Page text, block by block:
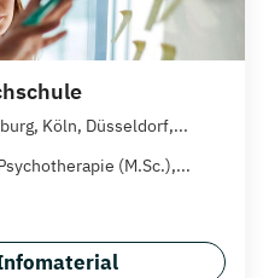
Köln, Düsseldorf,...
(M.Sc.),...